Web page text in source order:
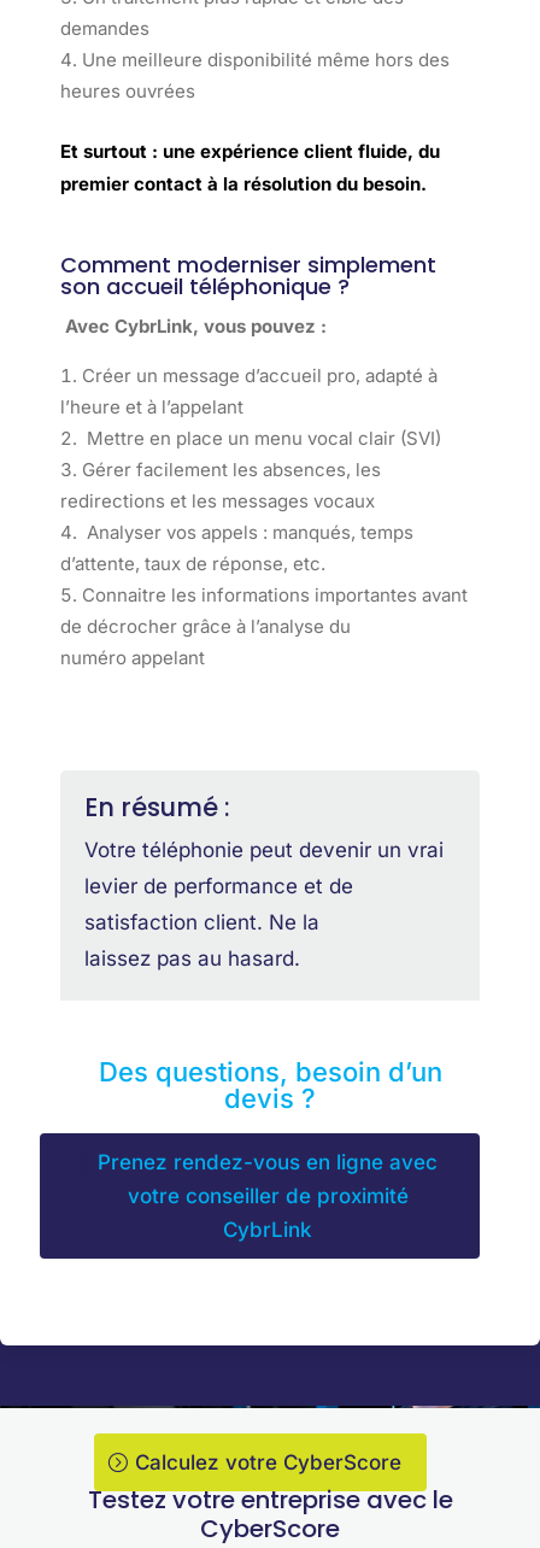
demandes
Une meilleure disponibilité même hors des
heures ouvrées
Et surtout : une expérience client fluide, du
premier contact à la résolution du besoin.
Comment moderniser simplement
son accueil téléphonique ?
Avec CybrLink, vous pouvez :
Créer un message d’accueil pro, adapté à
l’heure et à l’appelant
Mettre en place un menu vocal clair (SVI)
Gérer facilement les absences, les
redirections et les messages vocaux
Analyser vos appels : manqués, temps
d’attente, taux de réponse, etc.
Connaitre les informations importantes avant
de décrocher grâce à l’analyse du
numéro appelant
En résumé :
Votre téléphonie peut devenir un vrai
levier de performance et de
satisfaction client. Ne la
laissez pas au hasard.
Des questions, besoin d’un
devis ?
Prenez rendez-vous en ligne avec
votre conseiller de proximité
CybrLink
Calculez votre CyberScore
Testez votre entreprise avec le
CyberScore